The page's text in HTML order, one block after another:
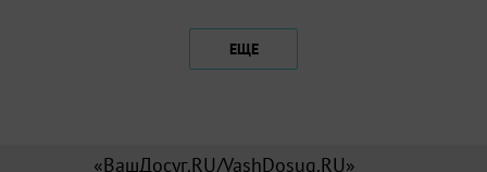
ЕЩЕ
«ВашДосуг.RU/VashDosug.RU»